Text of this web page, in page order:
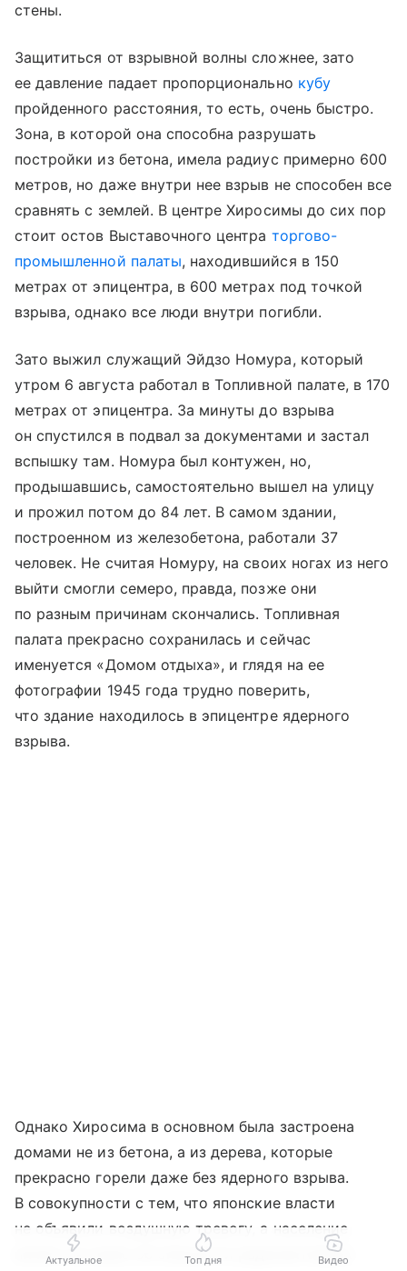
стены.
Защититься от взрывной волны сложнее, зато
ее давление падает пропорционально кубу
пройденного расстояния, то есть, очень быстро.
Зона, в которой она способна разрушать
постройки из бетона, имела радиус примерно 600
метров, но даже внутри нее взрыв не способен все
сравнять с землей. В центре Хиросимы до сих пор
стоит остов Выставочного центра торгово-
промышленной палаты, находившийся в 150
метрах от эпицентра, в 600 метрах под точкой
взрыва, однако все люди внутри погибли.
Зато выжил служащий Эйдзо Номура, который
утром 6 августа работал в Топливной палате, в 170
метрах от эпицентра. За минуты до взрыва
он спустился в подвал за документами и застал
вспышку там. Номура был контужен, но,
продышавшись, самостоятельно вышел на улицу
и прожил потом до 84 лет. В самом здании,
построенном из железобетона, работали 37
человек. Не считая Номуру, на своих ногах из него
выйти смогли семеро, правда, позже они
по разным причинам скончались. Топливная
палата прекрасно сохранилась и сейчас
именуется «Домом отдыха», и глядя на ее
фотографии 1945 года трудно поверить,
что здание находилось в эпицентре ядерного
взрыва.
Однако Хиросима в основном была застроена
домами не из бетона, а из дерева, которые
прекрасно горели даже без ядерного взрыва.
В совокупности с тем, что японские власти
не объявили воздушную тревогу, а население
ничего не знало об опасности радиоактивных
Актуальное Топ дня Видео